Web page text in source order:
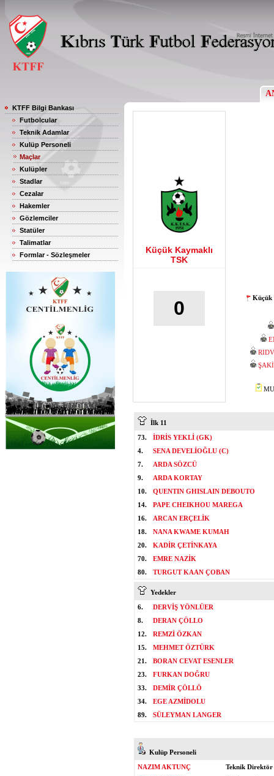
KTFF Bilgi Bankası
Futbolcular
Teknik Adamlar
Kulüp Personeli
Maçlar
Kulüpler
Stadlar
Cezalar
Hakemler
Gözlemciler
Statüler
Talimatlar
Formlar - Sözleşmeler
Küçük Kaymaklı
TSK
0 Küçük
İlk 11
73.
İDRİS YEKLİ (GK)
4.
SENA DEVELİOĞLU (C)
7.
ARDA SÖZCÜ
9.
ARDA KORTAY
10.
QUENTIN GHISLAIN DEBOUTO
14.
PAPE CHEIKHOU MAREGA
16.
ARCAN ERÇELİK
18.
NANA KWAME KUMAH
20.
KADİR ÇETİNKAYA
70.
EMRE NAZİK
80.
TURGUT KAAN ÇOBAN
Yedekler
6.
DERVİŞ YÖNLÜER
8.
DERAN ÇÖLLO
12.
REMZİ ÖZKAN
15.
MEHMET ÖZTÜRK
21.
BORAN CEVAT ESENLER
23.
FURKAN DOĞRU
33.
DEMİR ÇÖLLÖ
34.
EGE AZMİDOLU
89.
SÜLEYMAN LANGER
Kulüp Personeli
NAZIM AKTUNÇ
Teknik Direktör